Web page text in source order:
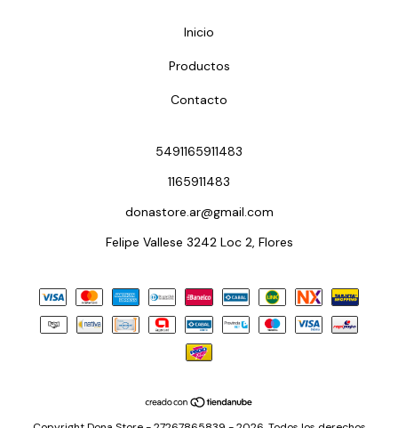
Inicio
Productos
Contacto
5491165911483
1165911483
donastore.ar@gmail.com
Felipe Vallese 3242 Loc 2, Flores